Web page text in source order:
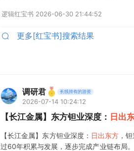
一。 ◇原因：源自NV将Spectrum交换机
逻辑红宝书 2026-06-30 21:44:52
更多[红宝书]搜索结果
调研君 长线持有的游资
2026-07-14 10:24:12
【长江金属】东方钽业深度： 日出
【长江金属】东方钽业深度： 日出东方 ，
过60年积累与发展，逐步完成产业链布局